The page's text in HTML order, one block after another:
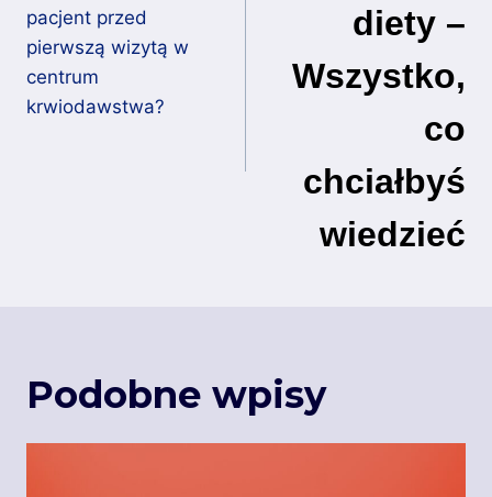
pacjent przed
pierwszą wizytą w
centrum
krwiodawstwa?
diety –
Wszystko,
co
chciałbyś
wiedzieć
Podobne wpisy